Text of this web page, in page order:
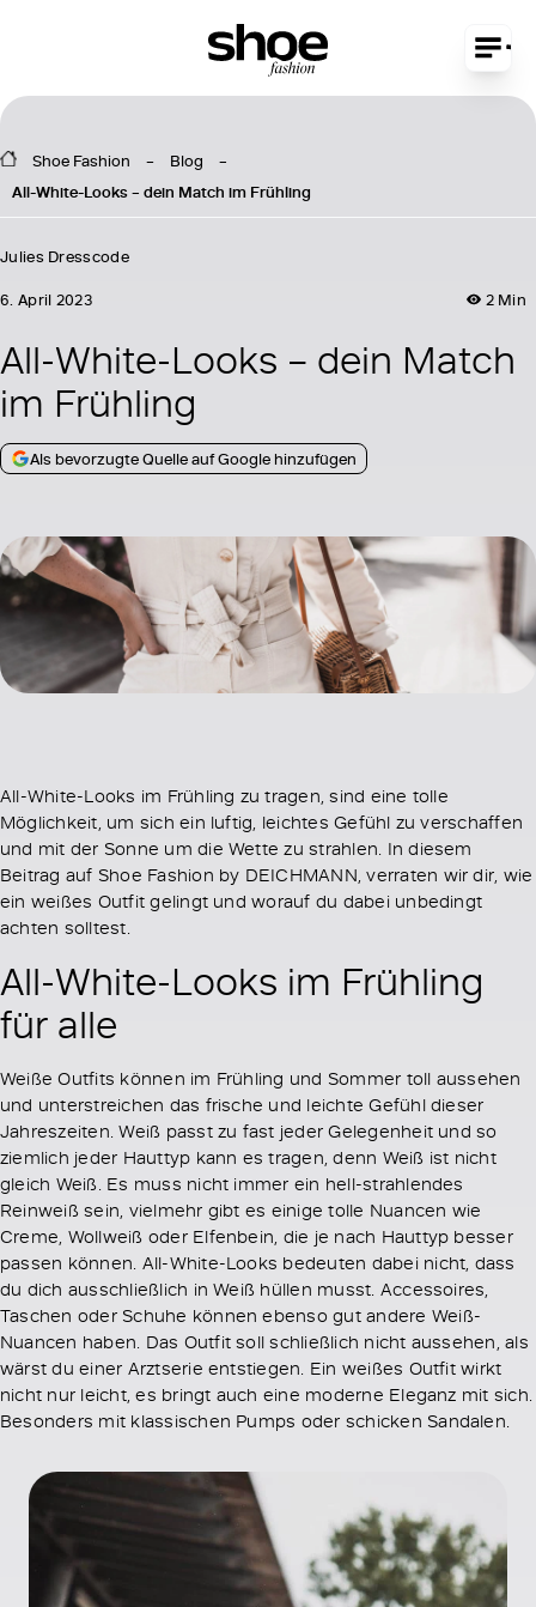
Shoe Fashion
Blog
All-White-Looks – dein Match im Frühling
Julies Dresscode
2 Min
6. April 2023
All-White-Looks – dein Match
im Frühling
Als bevorzugte Quelle auf Google hinzufügen
All-White-Looks im Frühling zu tragen, sind eine tolle
Möglichkeit, um sich ein luftig, leichtes Gefühl zu verschaffen
und mit der Sonne um die Wette zu strahlen. In diesem
Beitrag auf Shoe Fashion by DEICHMANN, verraten wir dir, wie
ein weißes Outfit gelingt und worauf du dabei unbedingt
achten solltest.
All-White-Looks im Frühling
für alle
Weiße Outfits können im Frühling und Sommer toll aussehen
und unterstreichen das frische und leichte Gefühl dieser
Jahreszeiten. Weiß passt zu fast jeder Gelegenheit und so
ziemlich jeder Hauttyp kann es tragen, denn Weiß ist nicht
gleich Weiß. Es muss nicht immer ein hell-strahlendes
Reinweiß sein, vielmehr gibt es einige tolle Nuancen wie
Creme, Wollweiß oder Elfenbein, die je nach Hauttyp besser
passen können. All-White-Looks bedeuten dabei nicht, dass
du dich ausschließlich in Weiß hüllen musst. Accessoires,
Taschen oder Schuhe können ebenso gut andere Weiß-
Nuancen haben. Das Outfit soll schließlich nicht aussehen, als
wärst du einer Arztserie entstiegen. Ein weißes Outfit wirkt
nicht nur leicht, es bringt auch eine moderne Eleganz mit sich.
Besonders mit klassischen Pumps oder schicken Sandalen.